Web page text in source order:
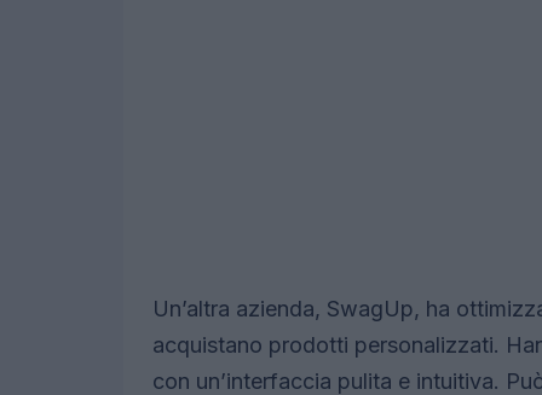
Un’altra azienda, SwagUp, ha
acquistano prodotti personalizzati.
con un’interfaccia pulita e intuitiva.